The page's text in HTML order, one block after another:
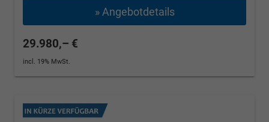
» Angebotdetails
29.980,– €
incl. 19% MwSt.